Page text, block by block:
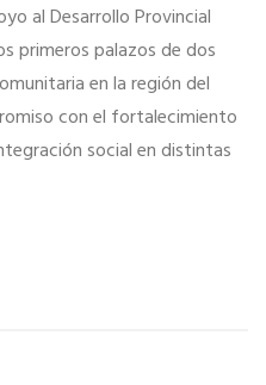
al Desarrollo Provincial
primeros palazos de dos
en la región del
con el fortalecimiento
social en distintas